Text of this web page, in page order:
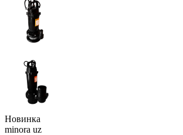
Новинка
minora uz